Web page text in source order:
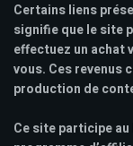
Certains liens
signifie que le site
effectuez un achat
vous. Ces revenus
production de
Ce site participe au